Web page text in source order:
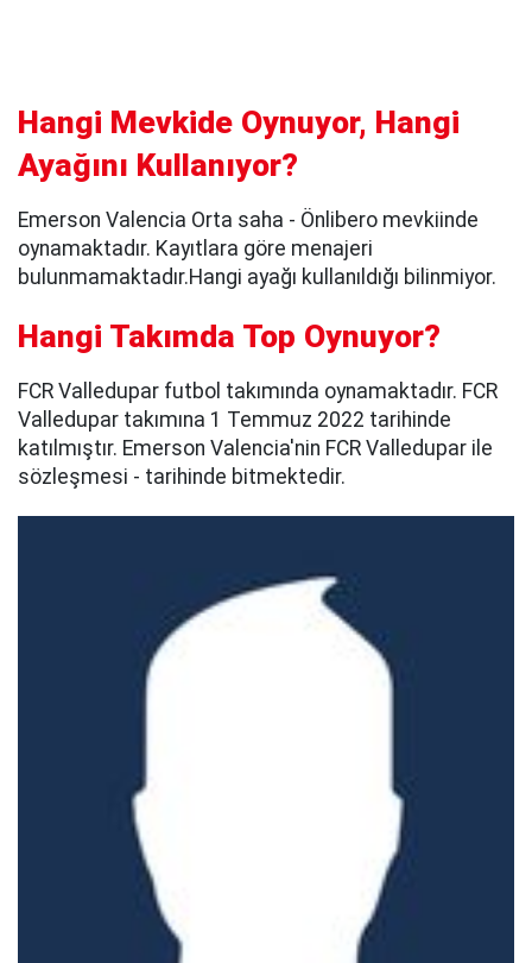
Hangi Mevkide Oynuyor, Hangi
Ayağını Kullanıyor?
Emerson Valencia Orta saha - Önlibero mevkiinde
oynamaktadır. Kayıtlara göre menajeri
bulunmamaktadır.Hangi ayağı kullanıldığı bilinmiyor.
Hangi Takımda Top Oynuyor?
FCR Valledupar futbol takımında oynamaktadır. FCR
Valledupar takımına 1 Temmuz 2022 tarihinde
katılmıştır. Emerson Valencia'nin FCR Valledupar ile
sözleşmesi - tarihinde bitmektedir.